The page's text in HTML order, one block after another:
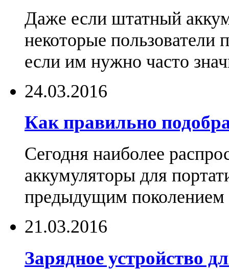
Даже если штатный
некоторые пользователи
если им нужно часто
24.03.2016
Как правильно
Сегодня наиболее
аккумуляторы для
предыдущим поколением
21.03.2016
Зарядное устройство